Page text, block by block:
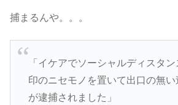
捕まるんや。。。
「イケアでソーシャルディスタ
印のニセモノを置いて出口の無
が逮捕されました」